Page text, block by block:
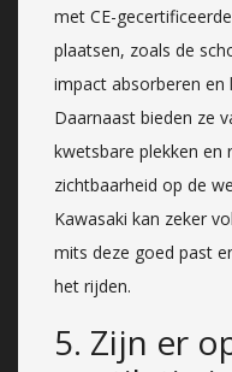
met CE-
plaatsen, zoals de
impact absorberen en
Daarnaast bieden ze
kwetsbare plekken en
zichtbaarheid op de
Kawasaki kan zeker
mits deze goed past
het rijden.
5. Zijn er